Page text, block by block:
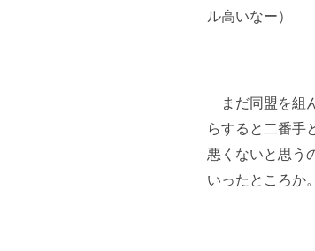
ル高いなー）
まだ同盟を組
らすると二番手
悪くないと思う
いったところか。